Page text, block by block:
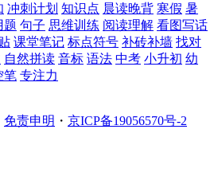
冲刺计划 知识点 晨读晚背 寒假 暑
题 句子 思维训练 阅读理解 看图写话
课堂笔记 标点符号 补砖补墙 找对
自然拼读 音标 语法 中考 小升初 幼
笔 专注力
免责申明 ・ 京ICP备19056570号-2